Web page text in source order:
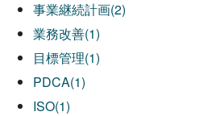
事業継続計画(2)
業務改善(1)
目標管理(1)
PDCA(1)
ISO(1)